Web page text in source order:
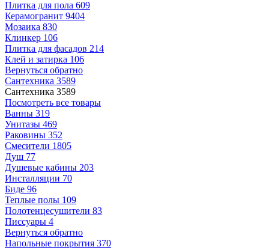
Плитка для пола 609
Керамогранит 9404
Мозаика 830
Клинкер 106
Плитка для фасадов 214
Клей и затирка 106
Вернуться обратно
Сантехника 3589
Сантехника 3589
Посмотреть все товары
Ванны 319
Унитазы 469
Раковины 352
Смесители 1805
Душ 77
Душевые кабины 203
Инсталляции 70
Биде 96
Теплые полы 109
Полотенцесушители 83
Писсуары 4
Вернуться обратно
Напольные покрытия 370